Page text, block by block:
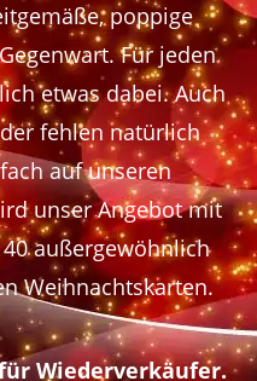
poppige
Für jeden
etwas dabei. Auch
fehlen natürlich
auf unseren
unser Angebot mit
außergewöhnlich
Weihnachtskarten.
Wiederverkäufer.